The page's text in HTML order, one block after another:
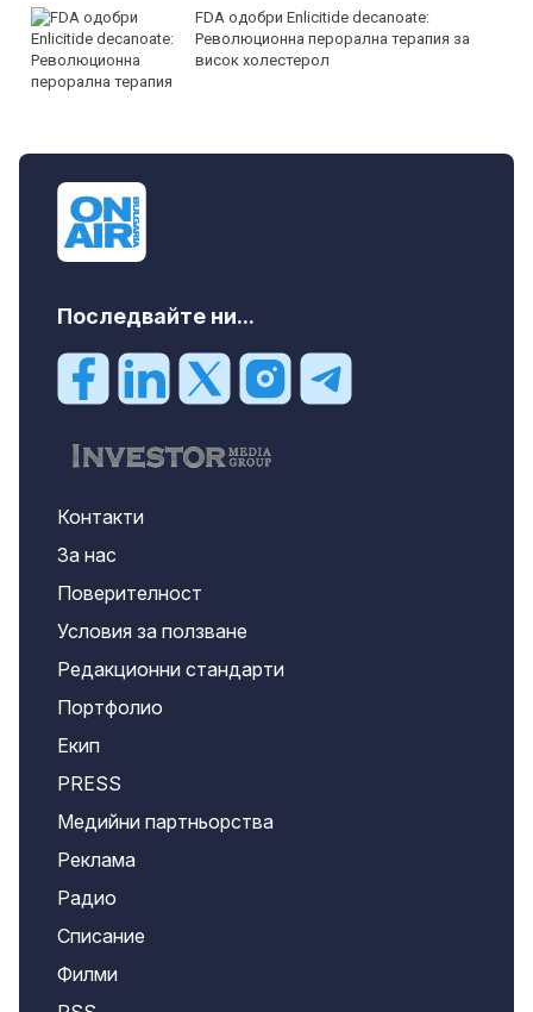
FDA одобри Еnlicitide decanoate:
Революционна перорална терапия за
висок холестерол
Последвайте ни...
Контакти
За нас
Поверителност
Условия за ползване
Редакционни стандарти
Портфолио
Екип
PRESS
Медийни партньорства
Реклама
Радио
Списание
Филми